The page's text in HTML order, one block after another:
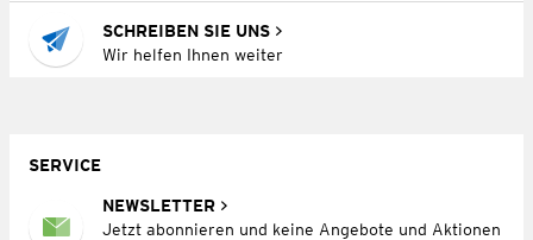
SCHREIBEN SIE UNS
Wir helfen Ihnen weiter
SERVICE
NEWSLETTER
Jetzt abonnieren und keine Angebote und Aktionen